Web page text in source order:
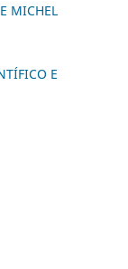
MICHEL
E